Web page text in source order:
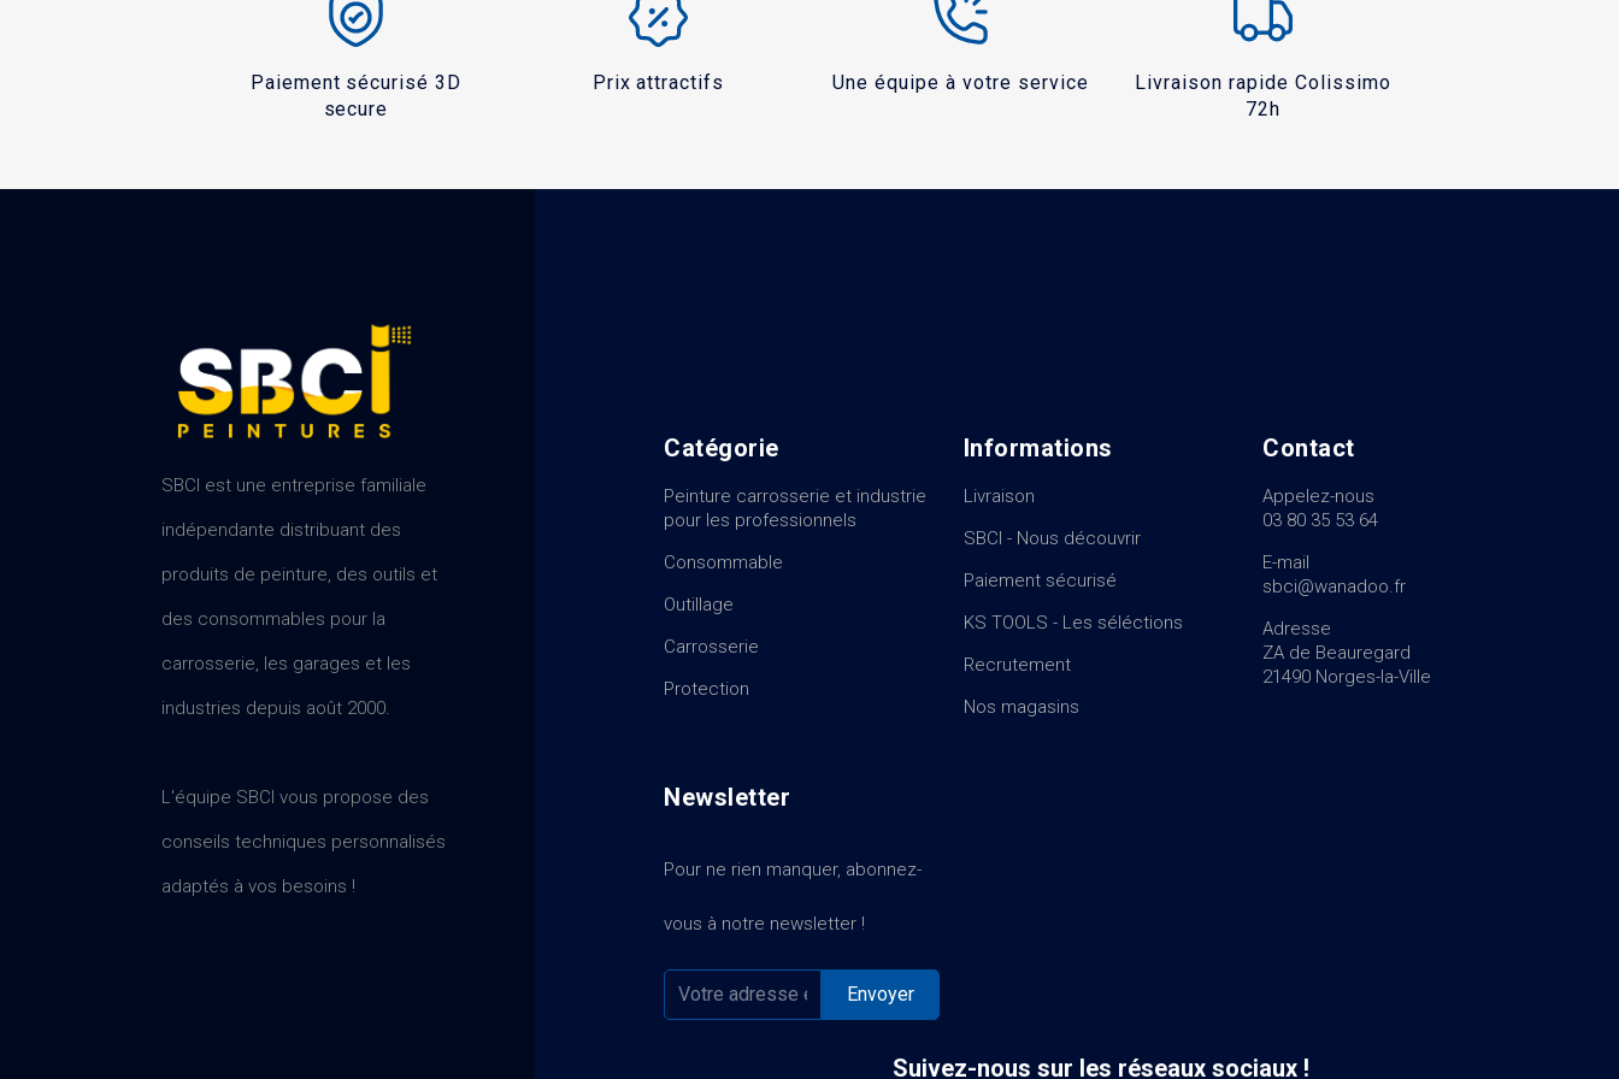
Paiement sécurisé 3D
secure
Prix attractifs Une équipe à votre service
Livraison rapide Colissimo
72h
SBCI est une entreprise familiale
indépendante distribuant des
produits de peinture, des outils et
des consommables pour la
carrosserie, les garages et les
industries depuis août 2000.
L'équipe SBCI vous propose des
conseils techniques personnalisés
adaptés à vos besoins !
Pour ne rien manquer, abonnez-
vous à notre newsletter !
Newsletter
Catégorie
Peinture carrosserie et industrie
pour les professionnels
Consommable
Outillage
Carrosserie
Protection
Informations
Livraison
SBCI - Nous découvrir
Paiement sécurisé
KS TOOLS - Les séléctions
Recrutement
Nos magasins
Contact
Appelez-nous
03 80 35 53 64
E-mail
sbci@wanadoo.fr
Adresse
ZA de Beauregard
21490 Norges-la-Ville
Suivez-nous sur les réseaux sociaux !